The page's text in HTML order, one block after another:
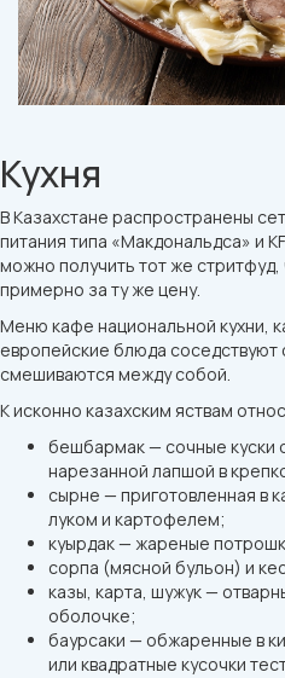
Кухня
В Казахстане распространены
питания типа «Макдональдса» и
можно получить тот же
примерно за ту же цену.
Меню кафе национальной кухни,
европейские блюда соседствуют
смешиваются между собой.
К исконно казахским яствам
бешбармак — сочные куски
нарезанной лапшой в
сырне — приготовленная в
луком и картофелем;
куырдак — жареные
сорпа (мясной бульон) и
казы, карта, шужук —
оболочке;
баурсаки — обжаренные в
или квадратные кусочки